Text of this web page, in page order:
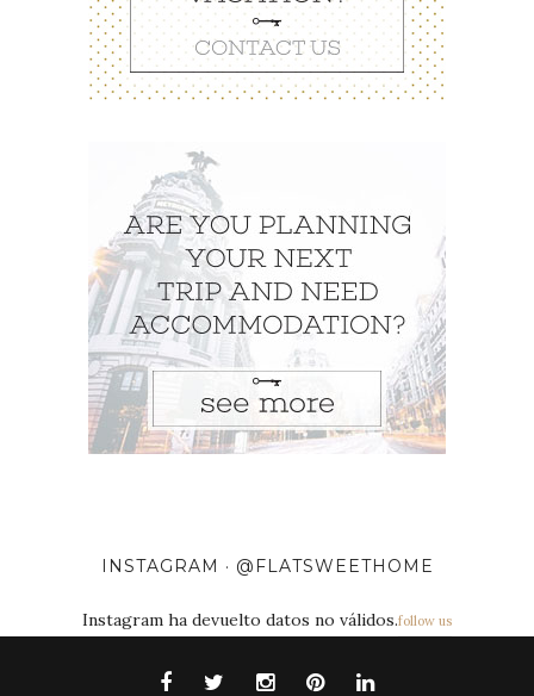
INSTAGRAM · @FLATSWEETHOME
Instagram ha devuelto datos no válidos.follow us